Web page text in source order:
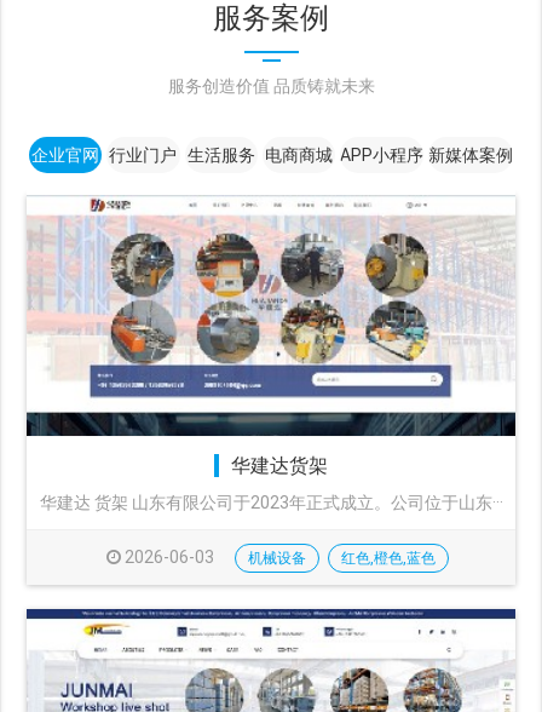
服务案例
服务创造价值 品质铸就未来
企业官网 行业门户 生活服务 电商商城 APP小程序 新媒体案例
华建达货架
华建达 货架 山东有限公司于2023年正式成立。公司位于山东···
2026-06-03 机械设备 红色,橙色,蓝色